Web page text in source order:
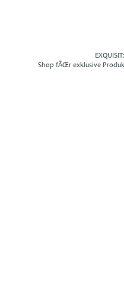
Shop fÃŒr exklusive